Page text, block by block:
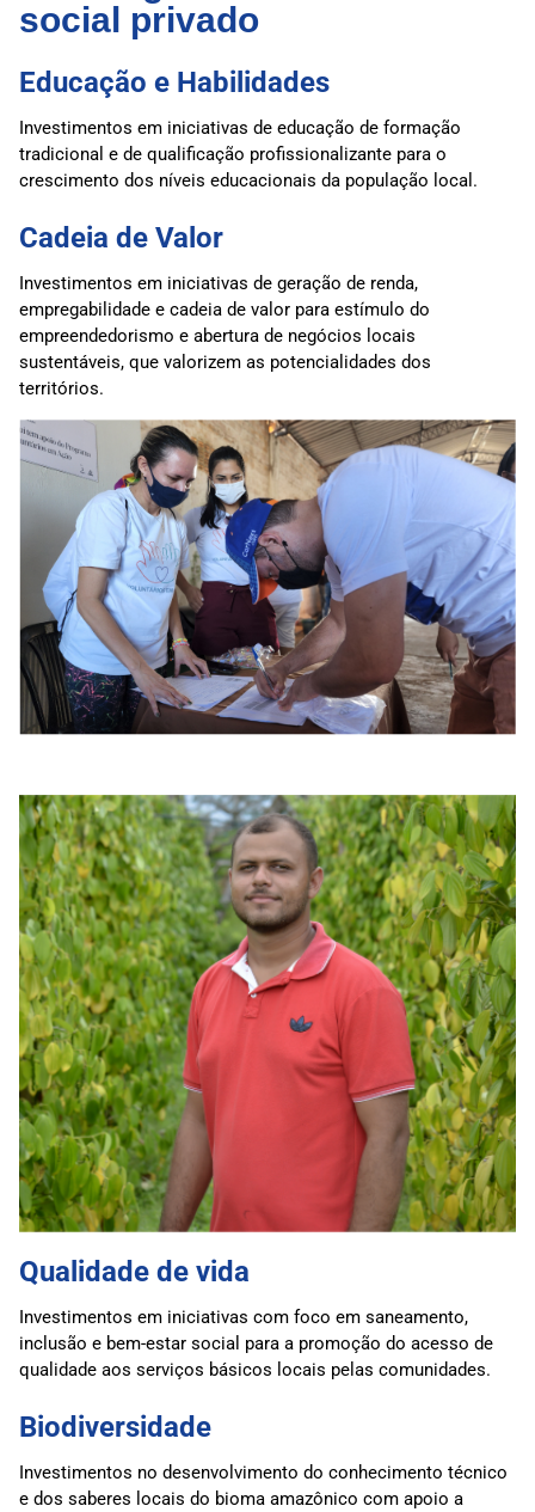
social privado
Educação e Habilidades
Investimentos em iniciativas de educação de formação
tradicional e de qualificação profissionalizante para o
crescimento dos níveis educacionais da população local.
Cadeia de Valor
Investimentos em iniciativas de geração de renda,
empregabilidade e cadeia de valor para estímulo do
empreendedorismo e abertura de negócios locais
sustentáveis, que valorizem as potencialidades dos
territórios.
Qualidade de vida
Investimentos em iniciativas com foco em saneamento,
inclusão e bem-estar social para a promoção do acesso de
qualidade aos serviços básicos locais pelas comunidades.
Biodiversidade
Investimentos no desenvolvimento do conhecimento técnico
e dos saberes locais do bioma amazônico com apoio a